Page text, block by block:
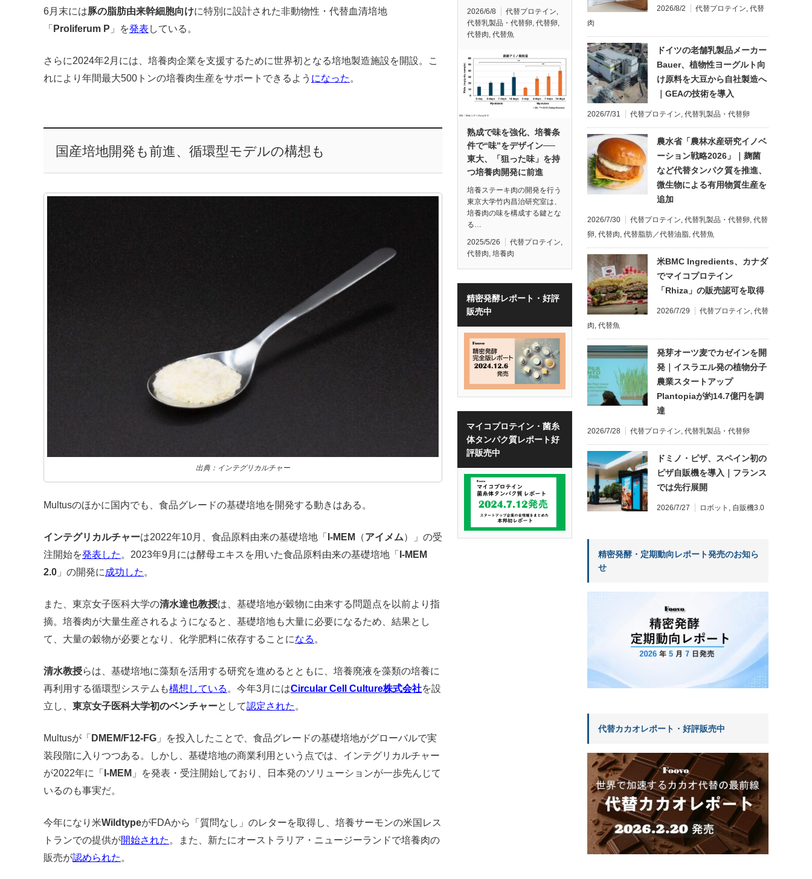
6月末には豚の脂肪由来幹細胞向けに特別に設計された非動物性・代替血清培地
「 Proliferum P 」を発表 している。
さらに2024年2月には、培養肉企業を支援するために世界初となる培地製造施設を開設。こ
れにより年間最大500トンの培養肉生産をサポートできるよう になった 。
国産培地開発も前進、循環型モデルの構想も
出典：インテグリカルチャー
Multusのほかに国内でも、食品グレードの基礎培地を開発する動きはある。
インテグリカルチャーは2022年10月、食品原料由来の基礎培地「 I-MEM （アイメム）」の受
注開始を発表した 。2023年9月には酵母エキスを用いた食品原料由来の基礎培地「 I-MEM
2.0 」の開発に 成功した 。
また、東京女子医科大学の清水達也教授は、基礎培地が穀物に由来する問題点を以前より指
摘。培養肉が大量生産されるようになると、基礎培地も大量に必要になるため、結果とし
て、大量の穀物が必要となり、化学肥料に依存することになる 。
清水教授らは、基礎培地に藻類を活用する研究を進めるとともに、培養廃液を藻類の培養に
再利用する循環型システムも構想している 。今年3月にはCircular Cell Culture株式会社を設
立し、 東京女子医科大学初のベンチャーとして認定された 。
Multusが「 DMEM/F12-FG 」を投入したことで、食品グレードの基礎培地がグローバルで実
装段階に入りつつある。しかし、基礎培地の商業利用という点では、インテグリカルチャー
が2022年に「 I-MEM 」を発表・受注開始しており、日本発のソリューションが一歩先んじて
いるのも事実だ。
今年になり米WildtypeがFDAから「質問なし」のレターを取得し、培養サーモンの米国レス
トランでの提供が開始された 。また、新たにオーストラリア・ニュージーランドで培養肉の
販売が認められた 。
2026/6/8 代替プロテイン,
代替乳製品・代替卵, 代替卵,
代替肉, 代替魚
熟成で味を強化、培養条
件で“味”をデザイン──
東大、「狙った味」を持
つ培養肉開発に前進
培養ステーキ肉の開発を行う
東京大学竹内昌治研究室は、
培養肉の味を構成する鍵とな
る…
2025/5/26 代替プロテイン,
代替肉, 培養肉
精密発酵レポート・好評
販売中
マイコプロテイン・菌糸
体タンパク質レポート好
評販売中
2026/8/2 代替プロテイン 代替
肉
ドイツの老舗乳製品メーカー
Bauer、植物性ヨーグルト向
け原料を大豆から自社製造へ
｜GEAの技術を導入
2026/7/31 代替プロテイン 代替乳製品・代替卵
農水省「農林水産研究イノベ
ーション戦略2026」｜麹菌
など代替タンパク質を推進、
微生物による有用物質生産を
追加
2026/7/30 代替プロテイン 代替乳製品・代替卵 代替
卵 代替肉 代替脂肪／代替油脂 代替魚
米BMC Ingredients、カナダ
でマイコプロテイン
「Rhiza」の販売認可を取得
2026/7/29 代替プロテイン 代替
肉 代替魚
発芽オーツ麦でカゼインを開
発｜イスラエル発の植物分子
農業スタートアップ
Plantopiaが約14.7億円を調
達
2026/7/28 代替プロテイン 代替乳製品・代替卵
ドミノ・ピザ、スペイン初の
ピザ自販機を導入｜フランス
では先行展開
2026/7/27 ロボット 自販機3.0
精密発酵・定期動向レポート発売のお知ら
せ
代替カカオレポート・好評販売中